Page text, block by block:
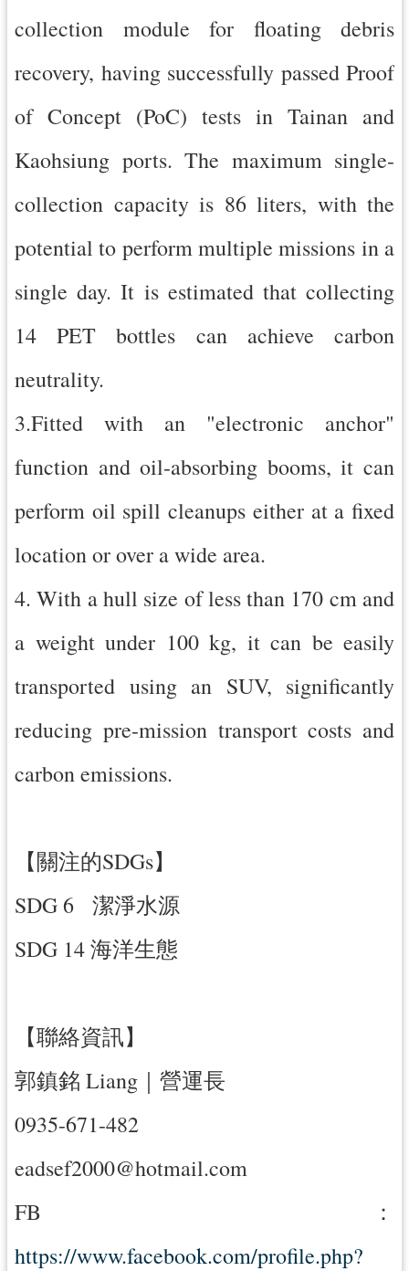
collection module for floating debris
recovery, having successfully passed Proof
of Concept (PoC) tests in Tainan and
Kaohsiung ports. The maximum single-
collection capacity is 86 liters, with the
potential to perform multiple missions in a
single day. It is estimated that collecting
14 PET bottles can achieve carbon
neutrality.
3.Fitted with an "electronic anchor"
function and oil-absorbing booms, it can
perform oil spill cleanups either at a fixed
location or over a wide area.
4. With a hull size of less than 170 cm and
a weight under 100 kg, it can be easily
transported using an SUV, significantly
reducing pre-mission transport costs and
carbon emissions.
【關注的SDGs】
SDG 6 潔淨水源
SDG 14 海洋生態
【聯絡資訊】
郭鎮銘 Liang｜營運長
0935-671-482
eadsef2000@hotmail.com
FB：
https://www.facebook.com/profile.php?